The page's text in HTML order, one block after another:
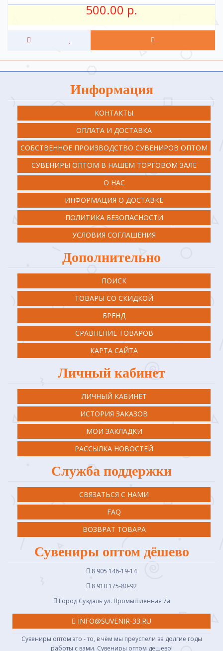
500.00 р.
Информация
КОНТАКТЫ
ОПЛАТА И ДОСТАВКА
СОБСТВЕННОЕ ПРОИЗВОДСТВО СУВЕНИРОВ ОПТОМ
СУВЕНИРЫ ОПТОМ В НАШЕМ ТОРГОВОМ ЗАЛЕ
О НАС
ИНФОРМАЦИЯ О ДОСТАВКЕ
ПОЛИТИКА БЕЗОПАСНОСТИ
УСЛОВИЯ СОГЛАШЕНИЯ
Дополнительно
ПОИСК
ТОВАРЫ СО СКИДКОЙ
БРЕНД
СРАВНЕНИЕ ТОВАРОВ
КАРТА САЙТА
Личный кабинет
ЛИЧНЫЙ КАБИНЕТ
ИСТОРИЯ ЗАКАЗОВ
МОИ ЗАКЛАДКИ
РАССЫЛКА НОВОСТЕЙ
Служба поддержки
СВЯЗАТЬСЯ С НАМИ
FAQ
ВОЗВРАТ ТОВАРА
Сувениры оптом дёшево
8 905 146-19-14
8 910 175-80-92
Город Суздаль ул. Промышленная 7a
INFO@SUVENIR-33.RU
Сувениры оптом это - то, в чём мы преуспели за долгие годы
работы с вами. Сувениры оптом дёшево!